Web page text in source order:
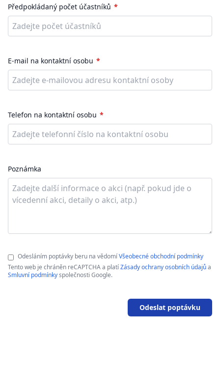
Předpokládaný počet účastníků
E-mail na kontaktní osobu
Telefon na kontaktní osobu
Poznámka
Odesláním poptávky beru na vědomíVšeobecné obchodní podmínky
Tento web je chráněn reCAPTCHA a platíZásady ochrany osobních údajůa
Smluvní podmínkyspolečnosti Google.
Odeslat poptávku